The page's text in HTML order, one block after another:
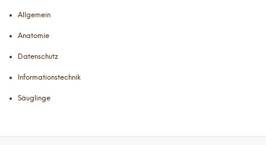
Allgemein
Anatomie
Datenschutz
Informationstechnik
Säuglinge